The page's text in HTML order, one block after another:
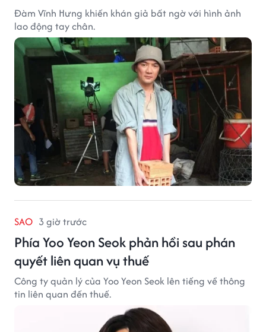
Đàm Vĩnh Hưng khiến khán giả bất ngờ với hình ảnh
lao động tay chân.
SAO 3 giờ trước
Phía Yoo Yeon Seok phản hồi sau phán
quyết liên quan vụ thuế
Công ty quản lý của Yoo Yeon Seok lên tiếng về thông
tin liên quan đến thuế.